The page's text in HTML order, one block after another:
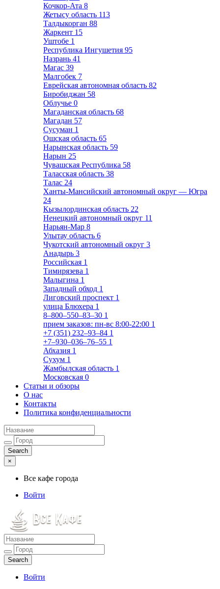
Кочкор-Ата 8
Жетысу область 113
Талдыкорган 88
Жаркент 15
Уштобе 1
Республика Ингушетия 95
Назрань 41
Магас 39
Малгобек 7
Еврейская автономная область 82
Биробиджан 58
Облучье 0
Магаданская область 68
Магадан 57
Сусуман 1
Ошская область 65
Нарынская область 59
Нарын 25
Чувашская Республика 58
Таласская область 38
Талас 24
Ханты-Мансийский автономный округ — Югра
24
Кызылординская область 22
Ненецкий автономный округ 11
Нарьян-Мар 8
Улытау область 6
Чукотский автономный округ 3
Анадырь 3
Российская 1
Тимирязева 1
Малыгина 1
Западный обход 1
Лиговский проспект 1
улица Блюхера 1
8‒800‒550‒83‒30 1
прием заказов: пн-вс 8:00-22:00 1
+7 (351) 232‒93‒84 1
+7‒930‒036‒76‒55 1
Абхазия 1
Сухум 1
Жамбылская область 1
Московская 0
Статьи и обзоры
О нас
Контакты
Политика конфиденциальности
×
Все кафе города
Войти
Все кафе города
Каталог хороших кафе
Войти